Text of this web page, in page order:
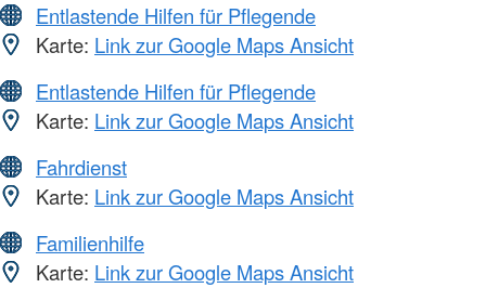
Entlastende Hilfen für Pflegende
Karte: Link zur Google Maps Ansicht
Entlastende Hilfen für Pflegende
Karte: Link zur Google Maps Ansicht
Fahrdienst
Karte: Link zur Google Maps Ansicht
Familienhilfe
Karte: Link zur Google Maps Ansicht